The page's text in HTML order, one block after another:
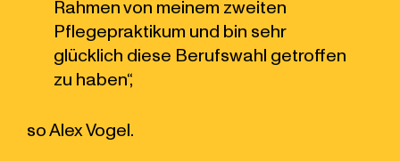
Rahmen von meinem zweiten
Pflegepraktikum und bin sehr
glücklich diese Berufswahl getroffen
zu haben“,
so Alex Vogel.